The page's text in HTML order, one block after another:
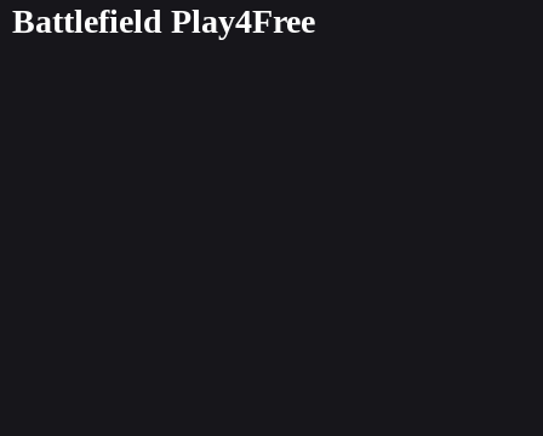
Battlefield Play4Free